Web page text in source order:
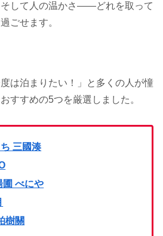
して人の温かさ――どれを取って
ごせます。
は泊まりたい！」と多くの人が憧
すすめの5つを厳選しました。
三國湊
圃 べにや
樹關